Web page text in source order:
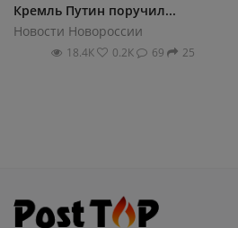
Кремль Путин поручил...
Новости Новороссии
18.4К 0.2К 69 25